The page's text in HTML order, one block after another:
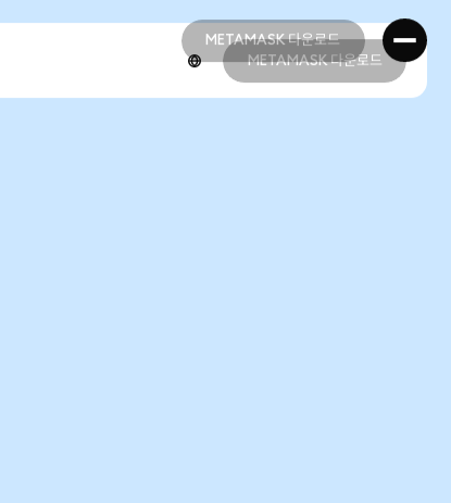
METAMASK 다운로드
METAMASK 다운로드
METAMASK 다운로드